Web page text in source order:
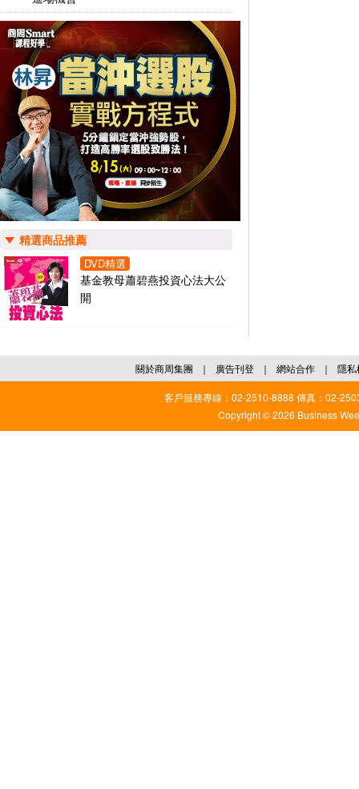
精選商品推薦
DVD精選
基金教母蕭碧燕投資心法大公
開
關於商周集團 ｜ 廣告刊登 ｜ 網站合作 ｜ 隱私
客戶服務專線：02-2510-8888 傳真：02-
Copyright © 2026 Business